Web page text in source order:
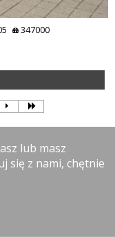
347000
lub masz
się z nami, chętnie